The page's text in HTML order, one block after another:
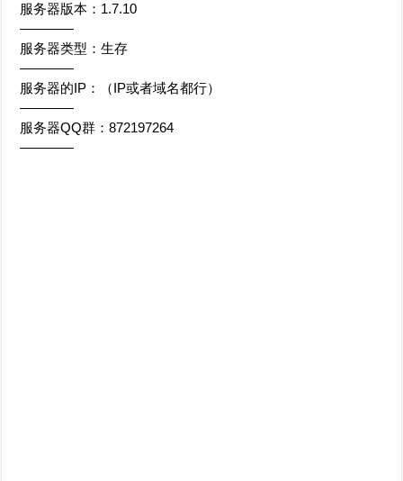
服务器版本：1.7.10
————
服务器类型：生存
————
服务器的IP：（IP或者域名都行）
————
服务器QQ群：872197264
————